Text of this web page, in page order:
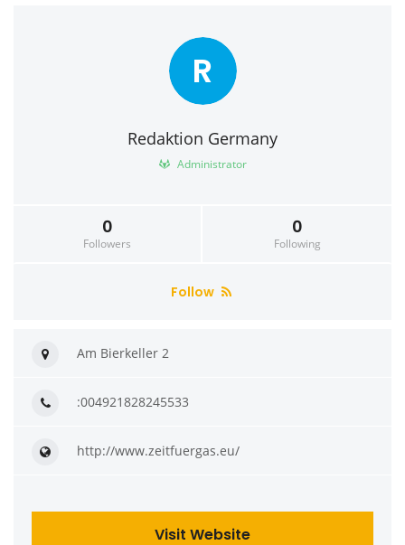
R
Redaktion Germany
Administrator
0
Followers
0
Following
Follow
Am Bierkeller 2
:004921828245533
http://www.zeitfuergas.eu/
Visit Website